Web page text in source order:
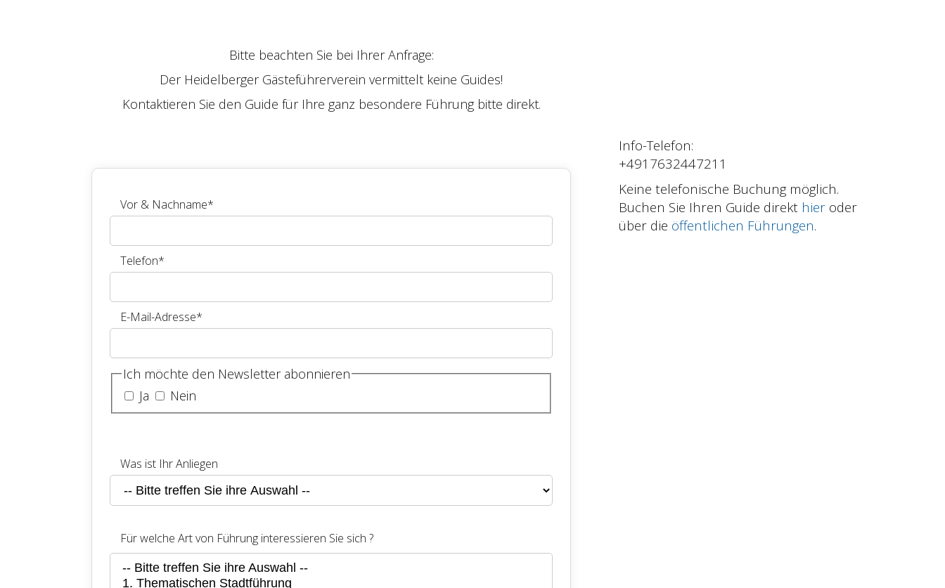
Bitte beachten Sie bei Ihrer Anfrage:
Der Heidelberger Gästeführerverein vermittelt keine Guides!
Kontaktieren Sie den Guide für Ihre ganz besondere Führung bitte direkt.
Vor & Nachname*
Telefon*
E-Mail-Adresse*
Ich möchte den Newsletter abonnieren
Ja
Nein
Was ist Ihr Anliegen
Für welche Art von Führung interessieren Sie sich ?
Info-Telefon:
+4917632447211
Keine telefonische Buchung möglich.
Buchen Sie Ihren Guide direkt hier oder
über die öffentlichen Führungen.